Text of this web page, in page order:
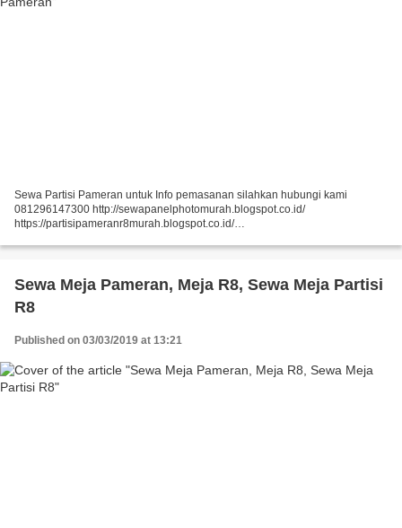
Sewa Partisi Pameran untuk Info pemasanan silahkan hubungi kami
081296147300 http://sewapanelphotomurah.blogspot.co.id/
https://partisipameranr8murah.blogspot.co.id/
https://sewapartisir8murah.blogspot.co.id/...
Sewa Meja Pameran, Meja R8, Sewa Meja Partisi
R8
Published on 03/03/2019 at 13:21